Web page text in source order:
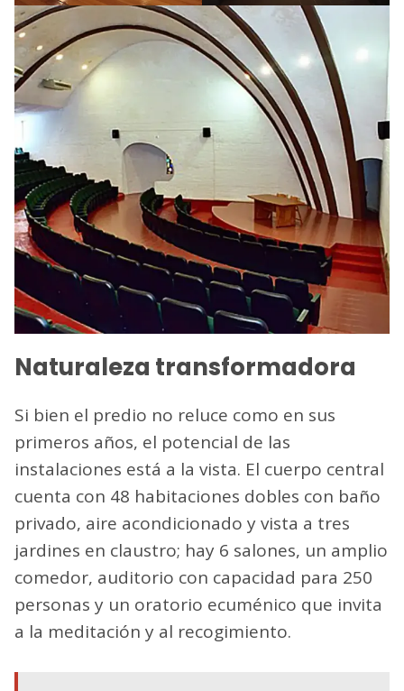
Naturaleza transformadora
Si bien el predio no reluce como en sus
primeros años, el potencial de las
instalaciones está a la vista. El cuerpo central
cuenta con 48 habitaciones dobles con baño
privado, aire acondicionado y vista a tres
jardines en claustro; hay 6 salones, un amplio
comedor, auditorio con capacidad para 250
personas y un oratorio ecuménico que invita
a la meditación y al recogimiento.